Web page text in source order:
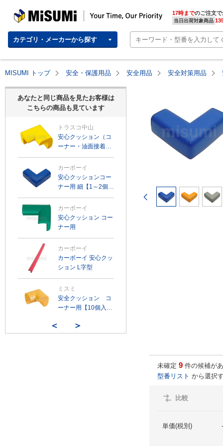
MISUMI | Your Time, Our Priority 17時までのご注文で
当日出荷対象商品
カテゴリ・メーカーから探す
MISUMI トップ 安全・保護用品 安全用品 安全対策用品
あなたと同じ商品を見たお客様は
こちらの商品も見ています
トラスコ中山
安心クッション（コ
ーナー・油面接着仕
様）
カーボーイ
安心クッションコー
ナー用 細【1～2個入
り】
カーボーイ
安心クッション コー
ナー用
カーボーイ
カーボーイ 安心クッ
ション L字型
ミスミ
安全クッション コ
ーナー用【10個入
＜ ＞
前のページ
未確定 9 件の候補が
型番リスト から選択
比較
単価(税別) -